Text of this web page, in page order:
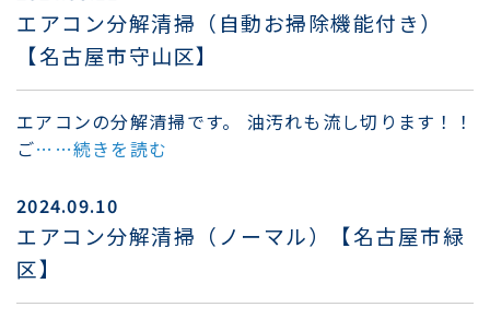
エアコン分解清掃（自動お掃除機能付き）
【名古屋市守山区】
エアコンの分解清掃です。 油汚れも流し切ります！！
ご……続きを読む
2024.09.10
エアコン分解清掃（ノーマル）【名古屋市緑
区】